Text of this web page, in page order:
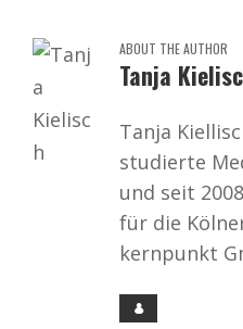
ABOUT THE AUTHOR
Tanja
Tanja
studierte
und seit
für die
kernpunkt